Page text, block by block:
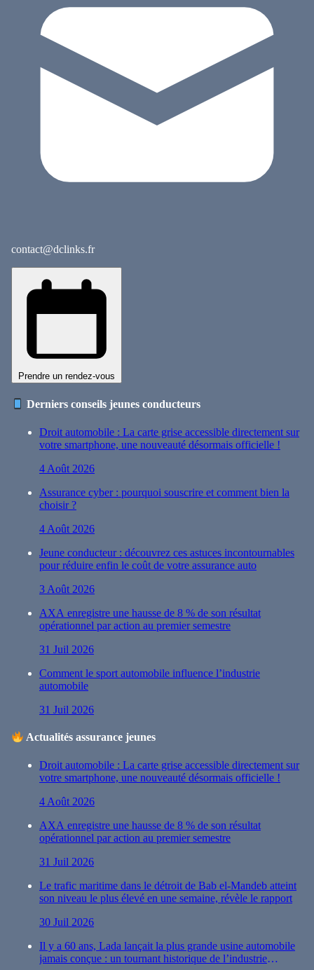
contact@dclinks.fr
Prendre un rendez-vous
Derniers conseils jeunes conducteurs
Droit automobile : La carte grise accessible directement sur
votre smartphone, une nouveauté désormais officielle !
4 Août 2026
Assurance cyber : pourquoi souscrire et comment bien la
choisir ?
4 Août 2026
Jeune conducteur : découvrez ces astuces incontournables
pour réduire enfin le coût de votre assurance auto
3 Août 2026
AXA enregistre une hausse de 8 % de son résultat
opérationnel par action au premier semestre
31 Juil 2026
Comment le sport automobile influence l’industrie
automobile
31 Juil 2026
Actualités assurance jeunes
Droit automobile : La carte grise accessible directement sur
votre smartphone, une nouveauté désormais officielle !
4 Août 2026
AXA enregistre une hausse de 8 % de son résultat
opérationnel par action au premier semestre
31 Juil 2026
Le trafic maritime dans le détroit de Bab el-Mandeb atteint
son niveau le plus élevé en une semaine, révèle le rapport
30 Juil 2026
Il y a 60 ans, Lada lançait la plus grande usine automobile
jamais conçue : un tournant historique de l’industrie